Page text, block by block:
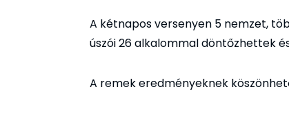
A kétnapos versenyen 5 nemzet,
úszói 26 alkalommal döntőzhettek
A remek eredményeknek